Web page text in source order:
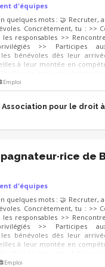
d'équipes
quelques mots : 🤝 Recruter,
Concrètement, tu : >>
responsables >>
>> Participes
les bénévoles dès leur
à leur montée en
👉 Tu fais en sorte que chacun
Emploi
Association pour le droit
de
d'équipes
quelques mots : 🤝 Recruter,
Concrètement, tu : >>
responsables >>
>> Participes
les bénévoles dès leur
à leur montée en
👉 Tu fais en sorte que chacun
Emploi